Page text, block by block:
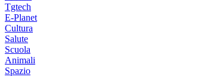
Tgtech
E-Planet
Cultura
Salute
Scuola
Animali
Spazio